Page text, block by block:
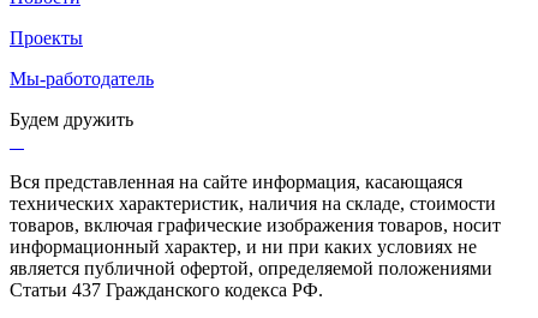
Проекты
Мы-работодатель
Будем дружить
Вся представленная на сайте информация, касающаяся
технических характеристик, наличия на складе, стоимости
товаров, включая графические изображения товаров, носит
информационный характер, и ни при каких условиях не
является публичной офертой, определяемой положениями
Статьи 437 Гражданского кодекса РФ.